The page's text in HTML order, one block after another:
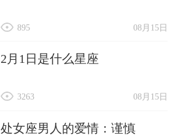
08月15日
895
2月1日是什么星座
08月15日
3263
处女座男人的爱情：谨慎